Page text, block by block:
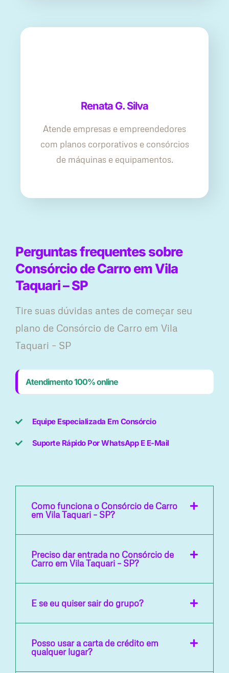
Renata G. Silva
Atende empresas e empreendedores
com planos corporativos e consórcios
de máquinas e equipamentos.
Perguntas frequentes sobre
Consórcio de Carro em Vila
Taquari – SP
Tire suas dúvidas antes de começar seu
plano ​de Consórcio de Carro em Vila
Taquari – SP
Atendimento 100% online
Equipe Especializada Em Consórcio
Suporte Rápido Por WhatsApp E E-Mail
Como funciona o Consórcio de Carro
em Vila Taquari – SP?
Preciso dar entrada no Consórcio de
Carro em Vila Taquari – SP?
E se eu quiser sair do grupo?
Posso usar a carta de crédito em
qualquer lugar?